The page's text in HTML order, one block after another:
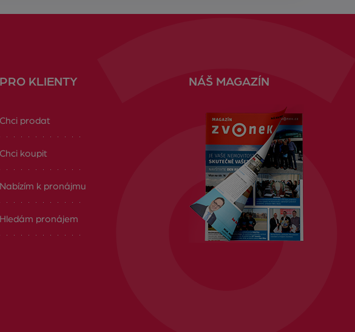
PRO KLIENTY
Chci prodat
Chci koupit
Nabízím k pronájmu
Hledám pronájem
NÁŠ MAGAZÍN